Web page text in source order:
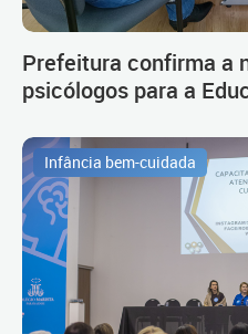
Prefeitura confirma a
psicólogos para a
Infância bem-cuidada